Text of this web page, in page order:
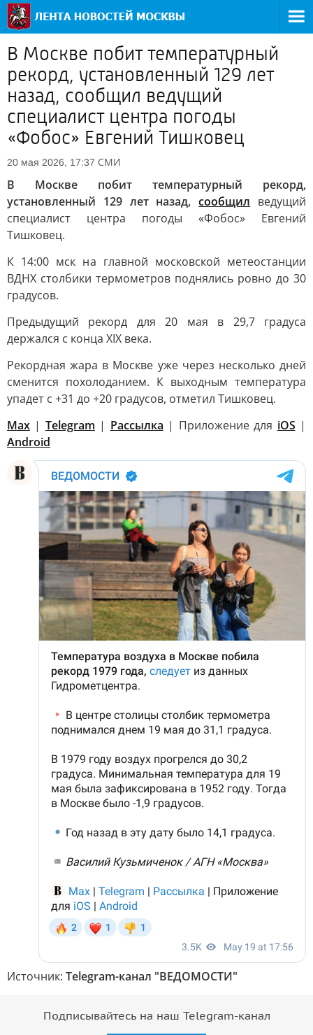
В Москве побит температурный
рекорд, установленный 129 лет
назад, сообщил ведущий
специалист центра погоды
«Фобос» Евгений Тишковец
20 мая 2026, 17:37 СМИ
В Москве побит температурный рекорд,
установленный 129 лет назад,сообщил ведущий
специалист центра погоды «Фобос» Евгений
Тишковец.
К 14:00 мск на главной московской метеостанции
ВДНХ столбики термометров поднялись ровно до 30
градусов.
Предыдущий рекорд для 20 мая в 29,7 градуса
держался с конца XIX века.
Рекордная жара в Москве уже через несколько дней
сменится похолоданием. К выходным температура
упадет с +31 до +20 градусов, отметил Тишковец.
Max | Telegram | Рассылка | Приложение для iOS |
Android
Источник: Telegram-канал "ВЕДОМОСТИ"
Подписывайтесь на наш Telegram-канал